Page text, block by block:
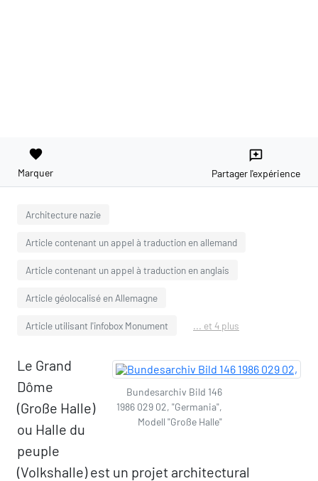
favorite
Marquer
reviews
Partager l'expérience
Architecture nazie
Article contenant un appel à traduction en allemand
Article contenant un appel à traduction en anglais
Article géolocalisé en Allemagne
Article utilisant l'infobox Monument ... et 4 plus
Bundesarchiv Bild 146
1986 029 02, "Germania",
Modell "Große Halle"
Le Grand
Dôme
(Große Halle)
ou Halle du
peuple
(Volkshalle) est un projet architectural